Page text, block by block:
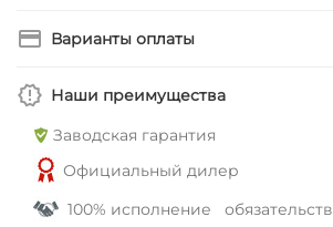
Варианты оплаты
Наши преимущества
Заводская гарантия
Официальный дилер
100% исполнение обязательств